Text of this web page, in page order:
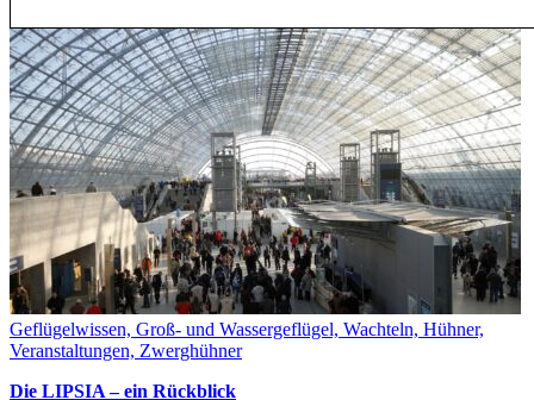
Geflügelwissen, Groß- und Wassergeflügel, Wachteln, Hühner,
Veranstaltungen, Zwerghühner
Die LIPSIA – ein Rückblick